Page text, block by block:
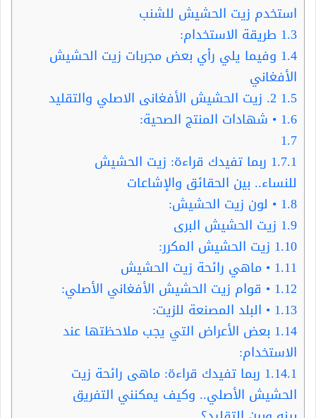
استخدم زيت الحشيش للشنب
1.3 طريقة الاستخدام:
1.4 وفيما يلي رأي بعض مجربات زيت الحشيش
الأفغاني
1.5
1.6 • شهادات المنتج الصحية:
1.7
1.7.1 ربما تفيدك قراءة: زيت الحشيش
للنساء.. بين الحقائق والإشاعات
1.8 • لون زيت الحشيش:
1.9 زيت الحشيش البرى
1.10 زيت الحشيش المكرر:
1.11 • ماهي رائحة زيت الحشيش
1.12 • قوام زيت الحشيش الأفغاني الأصلي:
1.13 • البلد المصنعة للزيت:
1.14 بعض الأعراض التي يجب ملاحظتها عند
الاستخدام:
1.14.1 ربما تفيدك قراءة: ماهى رائحة زيت
الحشيش الأصلي.. وكيف يمكنني التفريق